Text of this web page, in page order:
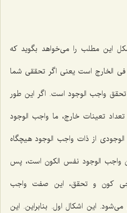
این مطلب را مى‌خواهد بگوید كه
فى الخارج است یعنى اگر تحققى شما
واجب الوجود است. اگر این طور
تعینات خارج، ما واجب الوجود
از ذات واجب الوجود هیچگاه
الوجود نفس الكون است، پس
كون و تحقق، این صفت واجب
این اشكال اول. بنابراین. این